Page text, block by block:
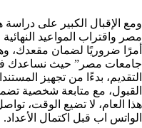
ومع الإقبال الكبير على
مصر واقتراب المواعيد
أمرًا ضروريًا لضمان مقعدك،
جامعات مصر” حيث
التقديم، بدءًا من تجهيز
القبول، مع متابعة شخصية
هذا العام، لا تضيع الوقت،
الواتس اب قبل اكتمال الأعداد.